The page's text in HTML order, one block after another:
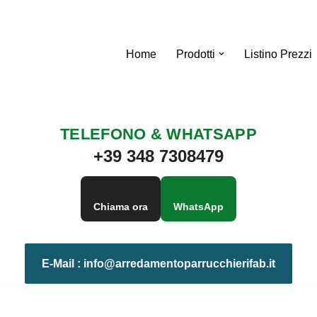
Home Prodotti Listino Prezzi
TELEFONO & WHATSAPP
+39 348 7308479
Chiama ora WhatsApp
E-Mail : info@arredamentoparrucchierifab.it